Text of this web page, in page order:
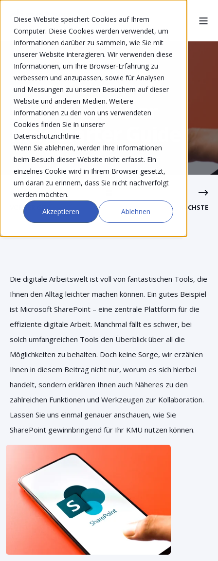
Diese Website speichert Cookies auf Ihrem
Computer. Diese Cookies werden verwendet, um
Informationen darüber zu sammeln, wie Sie mit
unserer Website interagieren. Wir verwenden diese
Informationen, um Ihre Browser-Erfahrung zu
verbessern und anzupassen, sowie für Analysen
und Messungen zu unseren Besuchern auf dieser
Website und anderen Medien. Weitere
Informationen zu den von uns verwendeten
Cookies finden Sie in unserer
Datenschutzrichtlinie.
Wenn Sie ablehnen, werden Ihre Informationen
beim Besuch dieser Website nicht erfasst. Ein
einzelnes Cookie wird in Ihrem Browser gesetzt,
um daran zu erinnern, dass Sie nicht nachverfolgt
werden möchten.
Akzeptieren
Ablehnen
MICHAEL FREULER MAR 7, 2023 7:30:00 AM
SharePoint: Der
Kick-Starter Guide
VORHERIGE NÄCHSTE
Die digitale Arbeitswelt ist voll von fantastischen Tools, die
Ihnen den Alltag leichter machen können. Ein gutes Beispiel
ist Microsoft SharePoint – eine zentrale Plattform für die
effiziente digitale Arbeit. Manchmal fällt es schwer, bei
solch umfangreichen Tools den Überblick über all die
Möglichkeiten zu behalten. Doch keine Sorge, wir erzählen
Ihnen in diesem Beitrag nicht nur, worum es sich hierbei
handelt, sondern erklären Ihnen auch Näheres zu den
zahlreichen Funktionen und Werkzeugen zur Kollaboration.
Lassen Sie uns einmal genauer anschauen, wie Sie
SharePoint gewinnbringend für Ihr KMU nutzen können.